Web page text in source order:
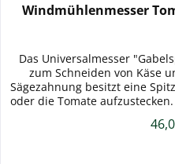
Windmühlenmesser
Das Universalmesser
zum Schneiden von Käse
Sägezahnung besitzt eine
oder die Tomate